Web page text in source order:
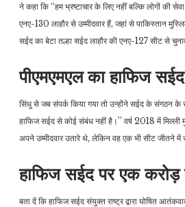
ने कहा कि ‘‘हम भ्रष्टाचार के लिए नहीं बल्कि लोगों की
एनए-130 लाहौर से उम्मीदवार हैं, जहां से पाकिस्तान
सईद का बेटा तल्हा सईद लाहौर की एनए-127 सीट से
पीएमएमएल का हाफिज
सिंधु से जब संपर्क किया गया तो उन्होंने सईद के संगठन के
हाफिज सईद से कोई संबंध नहीं है।’’ वर्ष 2018 में
अपने उम्मीदवार उतारे थे, लेकिन वह एक भी सीट जीतने
हाफिज सईद पर एक करोड़
बता दें कि हाफिज सईद संयुक्त राष्ट्र द्वारा घोषित